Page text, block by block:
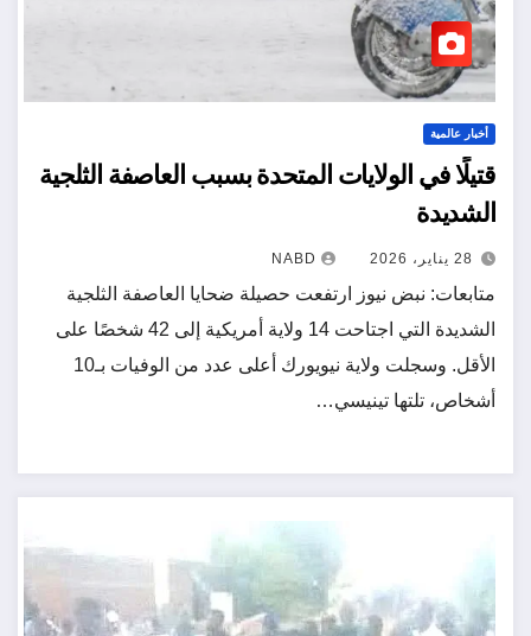
أخبار عالمية
قتيلًا في الولايات المتحدة بسبب العاصفة الثلجية
الشديدة
28 يناير، 2026 NABD
متابعات: نبض نيوز ارتفعت حصيلة ضحايا العاصفة الثلجية
الشديدة التي اجتاحت 14 ولاية أمريكية إلى 42 شخصًا على
الأقل. وسجلت ولاية نيويورك أعلى عدد من الوفيات بـ10
أشخاص، تلتها تينيسي…